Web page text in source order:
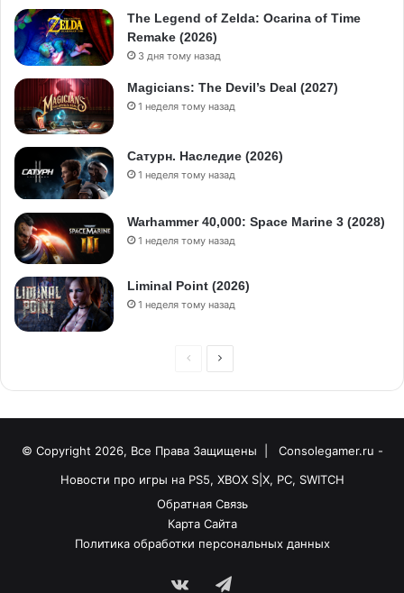
The Legend of Zelda: Ocarina of Time
Remake (2026)
3 дня тому назад
Magicians: The Devil’s Deal (2027)
1 неделя тому назад
Сатурн. Наследие (2026)
1 неделя тому назад
Warhammer 40,000: Space Marine 3 (2028)
1 неделя тому назад
Liminal Point (2026)
1 неделя тому назад
© Copyright 2026, Все Права Защищены |
Consolegamer.ru -
Новости про игры на PS5, XBOX S|X, PC, SWITCH
Обратная Связь
Карта Сайта
Политика обработки персональных данных